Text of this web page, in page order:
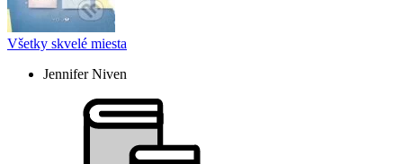
Všetky skvelé miesta
Jennifer Niven